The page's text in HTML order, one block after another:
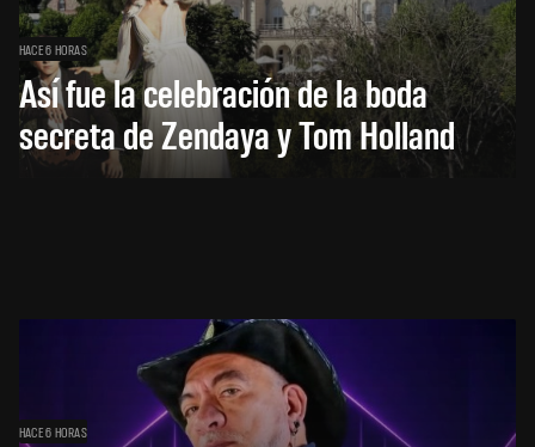
HACE 6 HORAS
Así fue la celebración de la boda
secreta de Zendaya y Tom Holland
HACE 6 HORAS